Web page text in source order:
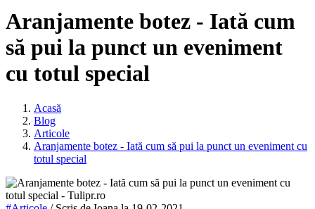
Aranjamente botez - Iată cum
să pui la punct un eveniment
cu totul special
Acasă
Blog
Articole
Aranjamente botez - Iată cum să pui la punct un eveniment cu
totul special